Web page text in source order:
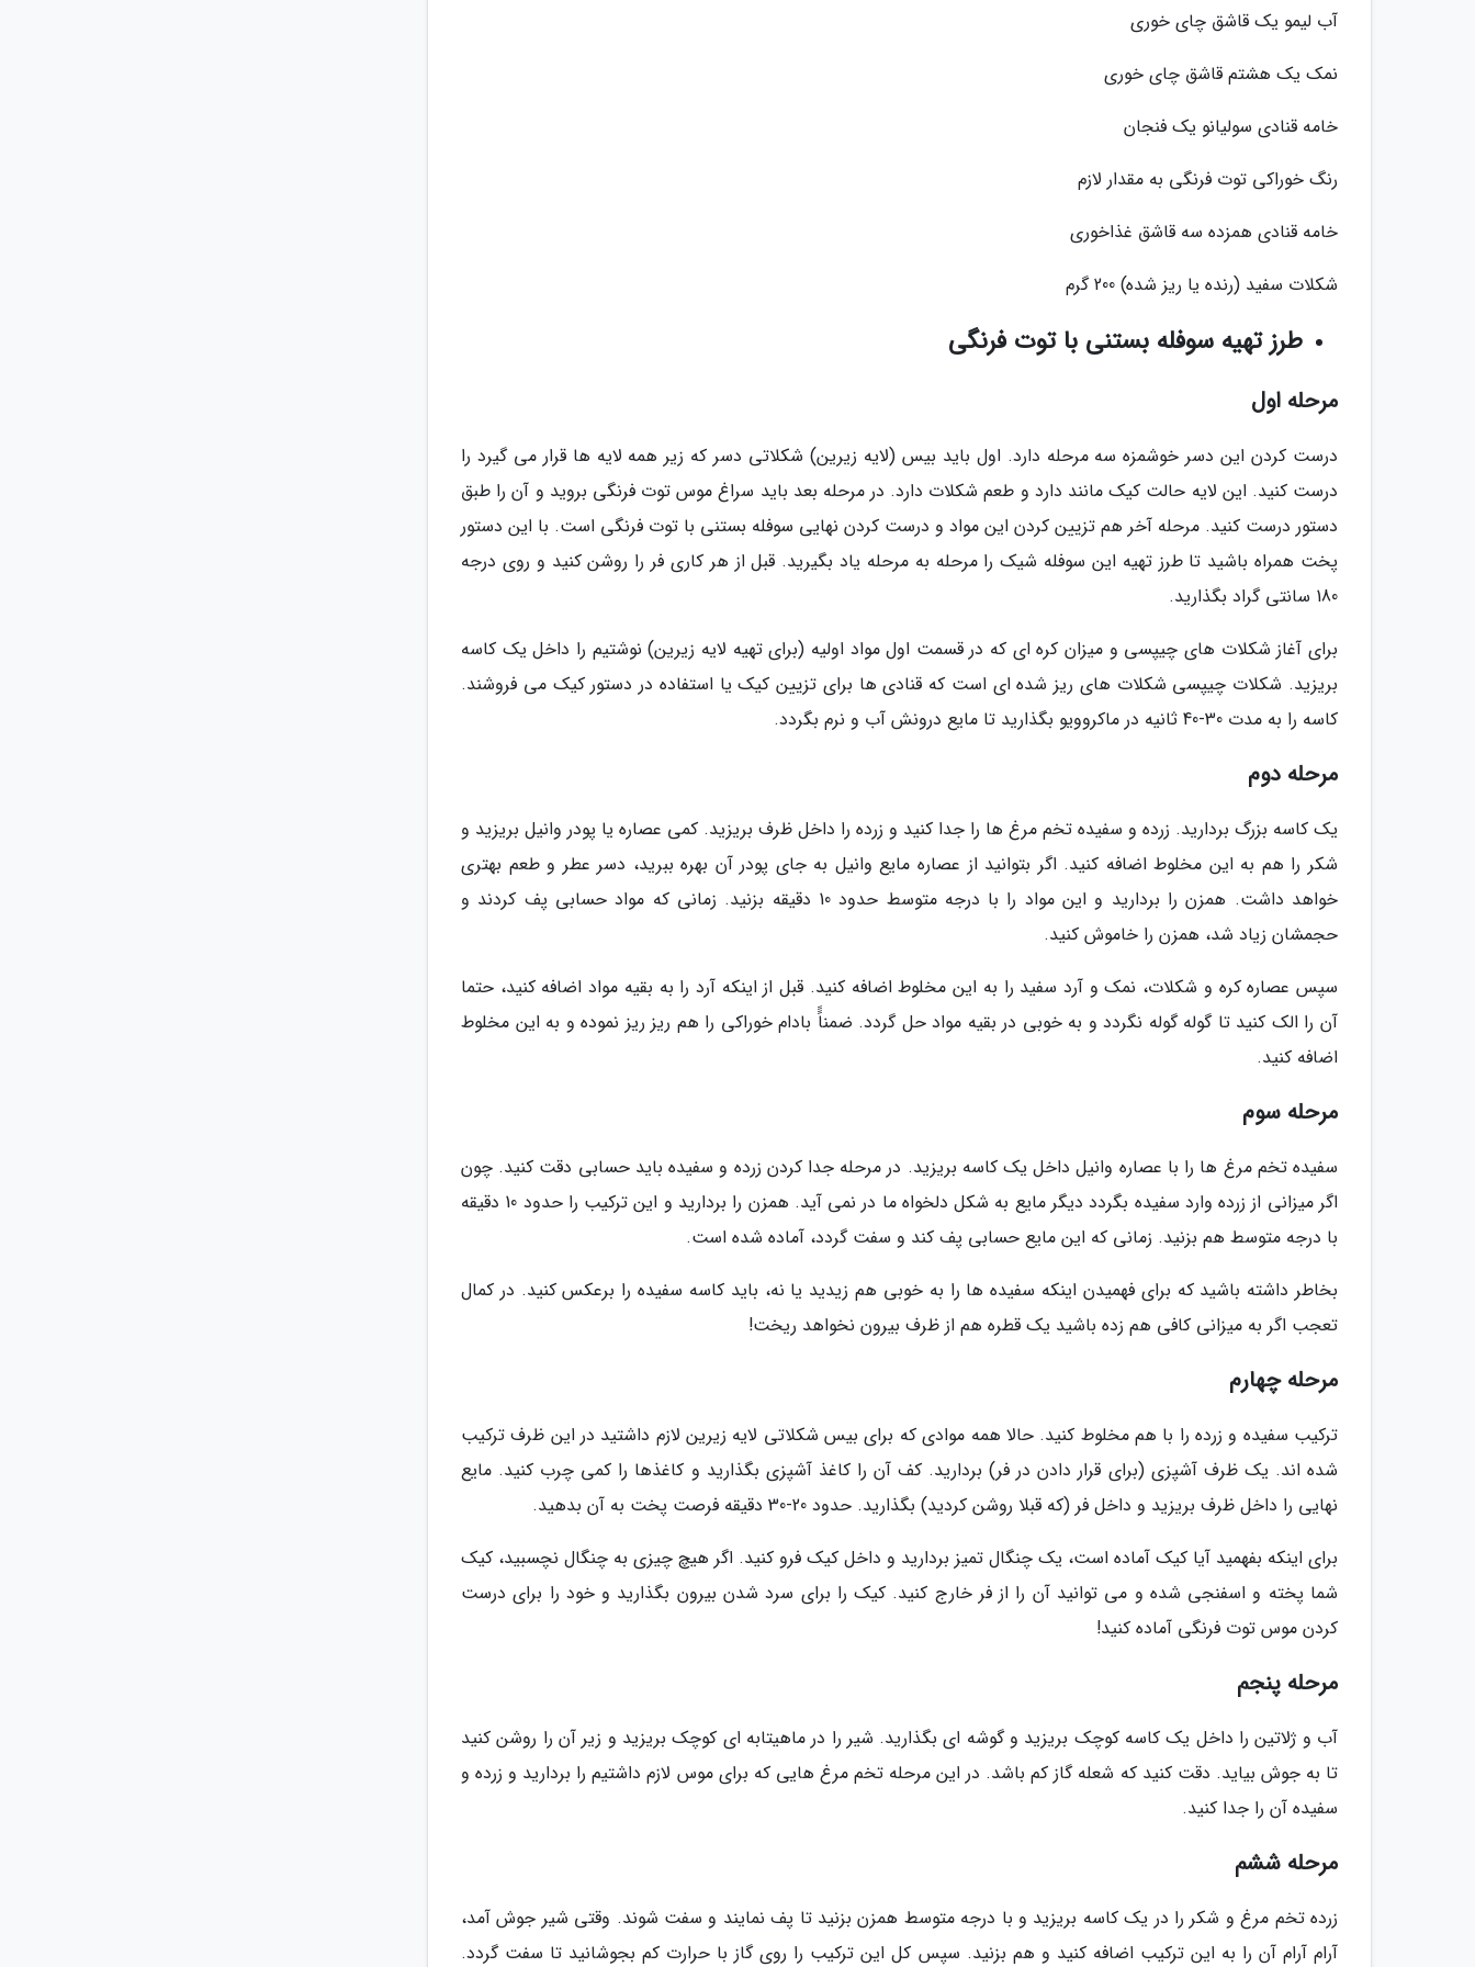
آب لیمو یک قاشق چای خوری
نمک یک هشتم قاشق چای خوری
خامه قنادی سولیانو یک فنجان
رنگ خوراکی توت فرنگی به مقدار لازم
خامه قنادی همزده سه قاشق غذاخوری
شکلات سفید (رنده یا ریز شده) 200 گرم
طرز تهیه سوفله بستنی با توت فرنگی
مرحله اول
درست کردن این دسر خوشمزه سه مرحله دارد. اول باید بیس (لایه زیرین) شکلاتی دسر که زیر همه لایه ها قرار می گیرد را
درست کنید. این لایه حالت کیک مانند دارد و طعم شکلات دارد. در مرحله بعد باید سراغ موس توت فرنگی بروید و آن را طبق
دستور درست کنید. مرحله آخر هم تزیین کردن این مواد و درست کردن نهایی سوفله بستنی با توت فرنگی است. با این دستور
پخت همراه باشید تا طرز تهیه این سوفله شیک را مرحله به مرحله یاد بگیرید. قبل از هر کاری فر را روشن کنید و روی درجه
180 سانتی گراد بگذارید.
برای آغاز شکلات های چیپسی و میزان کره ای که در قسمت اول مواد اولیه (برای تهیه لایه زیرین) نوشتیم را داخل یک کاسه
بریزید. شکلات چیپسی شکلات های ریز شده ای است که قنادی ها برای تزیین کیک یا استفاده در دستور کیک می فروشند.
کاسه را به مدت 30-40 ثانیه در ماکروویو بگذارید تا مایع درونش آب و نرم بگردد.
مرحله دوم
یک کاسه بزرگ بردارید. زرده و سفیده تخم مرغ ها را جدا کنید و زرده را داخل ظرف بریزید. کمی عصاره یا پودر وانیل بریزید و
شکر را هم به این مخلوط اضافه کنید. اگر بتوانید از عصاره مایع وانیل به جای پودر آن بهره ببرید، دسر عطر و طعم بهتری
خواهد داشت. همزن را بردارید و این مواد را با درجه متوسط حدود 10 دقیقه بزنید. زمانی که مواد حسابی پف کردند و
حجمشان زیاد شد، همزن را خاموش کنید.
سپس عصاره کره و شکلات، نمک و آرد سفید را به این مخلوط اضافه کنید. قبل از اینکه آرد را به بقیه مواد اضافه کنید، حتما
آن را الک کنید تا گوله گوله نگردد و به خوبی در بقیه مواد حل گردد. ضمناًً بادام خوراکی را هم ریز ریز نموده و به این مخلوط
اضافه کنید.
مرحله سوم
سفیده تخم مرغ ها را با عصاره وانیل داخل یک کاسه بریزید. در مرحله جدا کردن زرده و سفیده باید حسابی دقت کنید. چون
اگر میزانی از زرده وارد سفیده بگردد دیگر مایع به شکل دلخواه ما در نمی آید. همزن را بردارید و این ترکیب را حدود 10 دقیقه
با درجه متوسط هم بزنید. زمانی که این مایع حسابی پف کند و سفت گردد، آماده شده است.
بخاطر داشته باشید که برای فهمیدن اینکه سفیده ها را به خوبی هم زیدید یا نه، باید کاسه سفیده را برعکس کنید. در کمال
تعجب اگر به میزانی کافی هم زده باشید یک قطره هم از ظرف بیرون نخواهد ریخت!
مرحله چهارم
ترکیب سفیده و زرده را با هم مخلوط کنید. حالا همه موادی که برای بیس شکلاتی لایه زیرین لازم داشتید در این ظرف ترکیب
شده اند. یک ظرف آشپزی (برای قرار دادن در فر) بردارید. کف آن را کاغذ آشپزی بگذارید و کاغذها را کمی چرب کنید. مایع
نهایی را داخل ظرف بریزید و داخل فر (که قبلا روشن کردید) بگذارید. حدود 20-30 دقیقه فرصت پخت به آن بدهید.
برای اینکه بفهمید آیا کیک آماده است، یک چنگال تمیز بردارید و داخل کیک فرو کنید. اگر هیچ چیزی به چنگال نچسبید، کیک
شما پخته و اسفنجی شده و می توانید آن را از فر خارج کنید. کیک را برای سرد شدن بیرون بگذارید و خود را برای درست
کردن موس توت فرنگی آماده کنید!
مرحله پنجم
آب و ژلاتین را داخل یک کاسه کوچک بریزید و گوشه ای بگذارید. شیر را در ماهیتابه ای کوچک بریزید و زیر آن را روشن کنید
تا به جوش بیاید. دقت کنید که شعله گاز کم باشد. در این مرحله تخم مرغ هایی که برای موس لازم داشتیم را بردارید و زرده و
سفیده آن را جدا کنید.
مرحله ششم
زرده تخم مرغ و شکر را در یک کاسه بریزید و با درجه متوسط همزن بزنید تا پف نمایند و سفت شوند. وقتی شیر جوش آمد،
آرام آرام آن را به این ترکیب اضافه کنید و هم بزنید. سپس کل این ترکیب را روی گاز با حرارت کم بجوشانید تا سفت گردد.